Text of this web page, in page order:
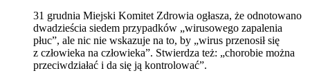
31 grudnia Miejski Komitet Zdrowia ogłasza, że odnotowano
dwadzieścia siedem przypadków „wirusowego zapalenia
płuc”, ale nic nie wskazuje na to, by „wirus przenosił się
z człowieka na człowieka”. Stwierdza też: „chorobie można
przeciwdziałać i da się ją kontrolować”.